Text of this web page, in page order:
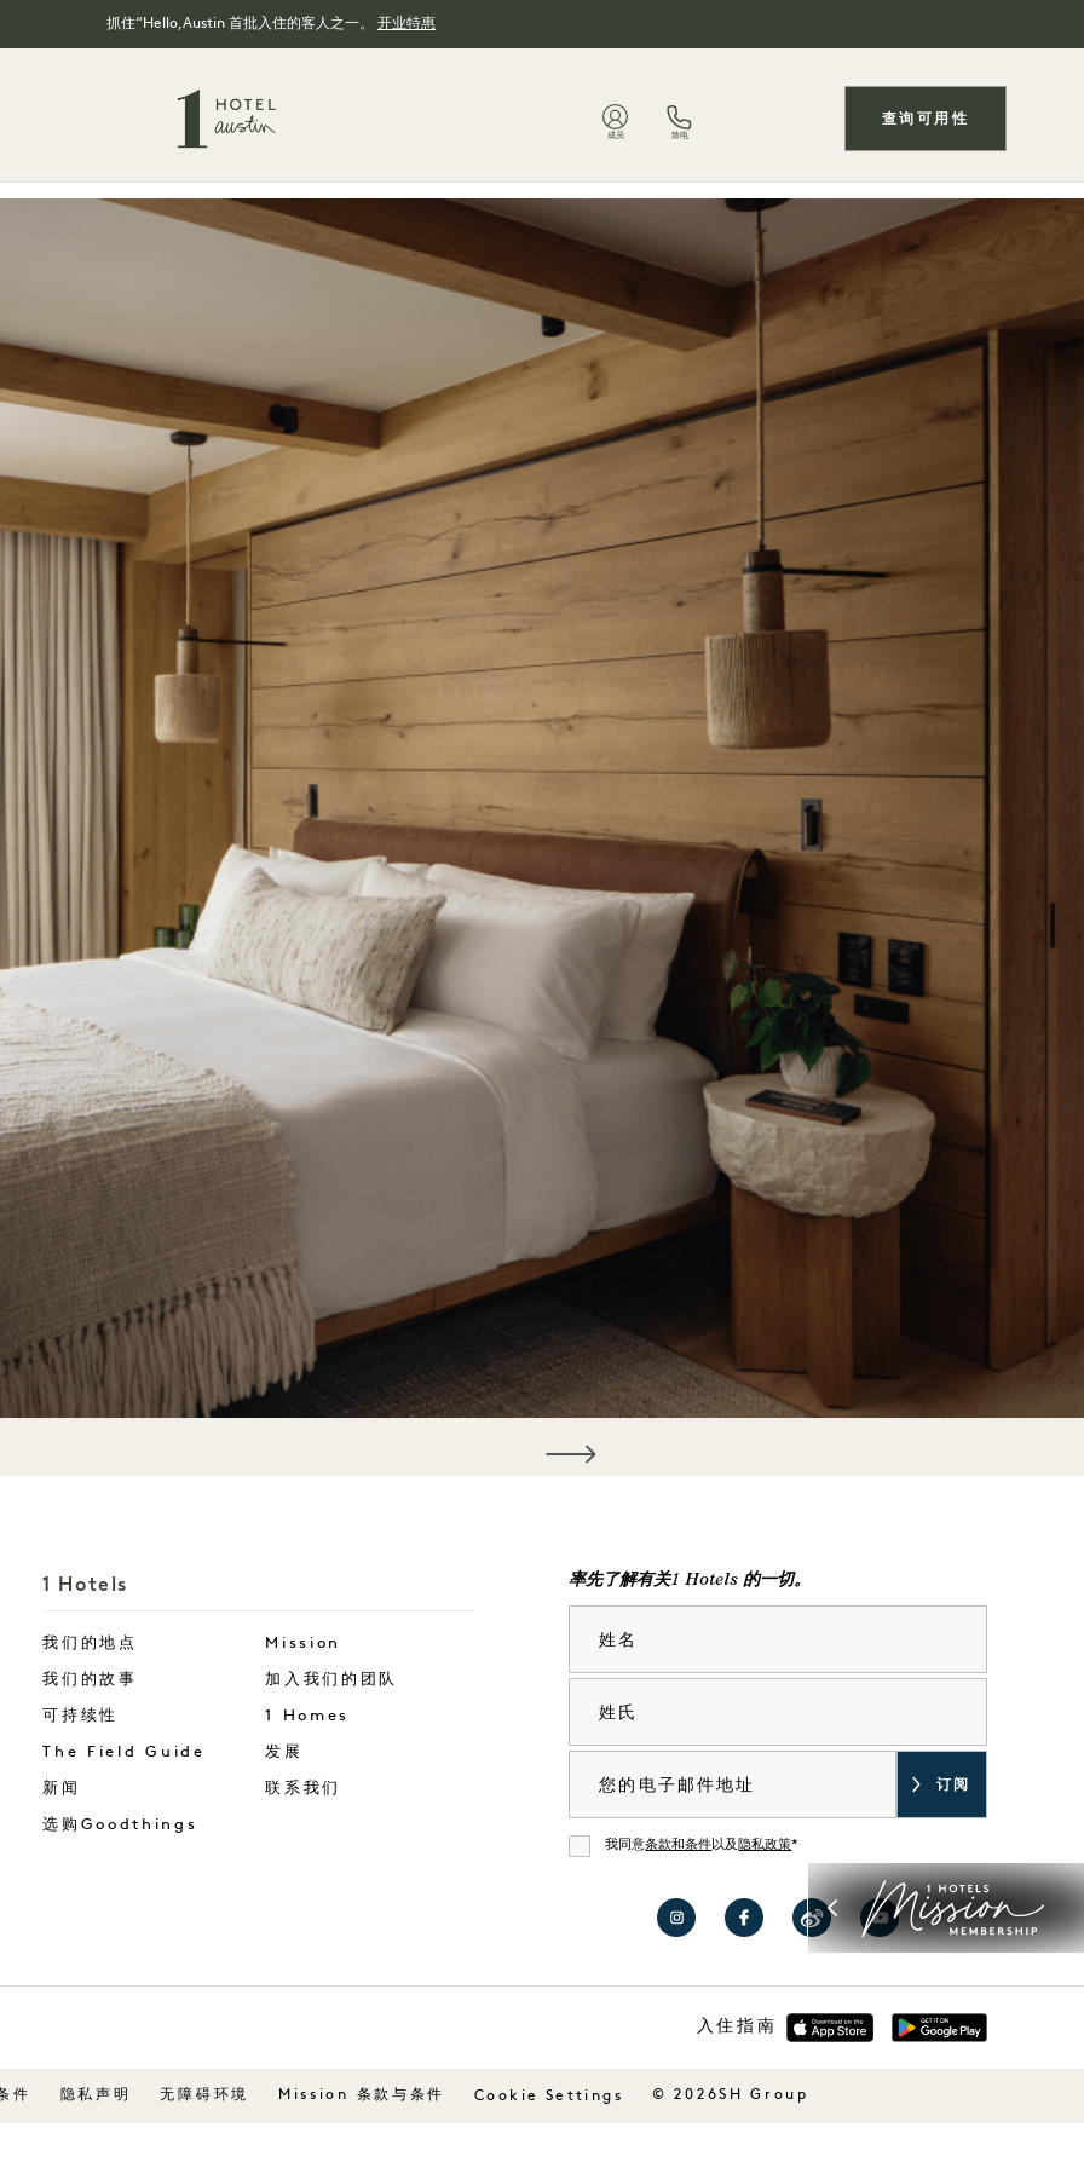
抓住“Hello,Austin 首批入住的客人之一。 开业特惠
成员 致电
查询可用性
1 Hotels
我们的地点
我们的故事
可持续性
The Field Guide
新闻
选购Goodthings
Mission
加入我们的团队
1 Homes
发展
联系我们
率先了解有关1 Hotels 的一切。
同意
我同意条款和条件以及 隐私政策*
InstagramFacebook
上访
访问
微博
上的1
Hotels
在
YouTube
上访
问1
入住指南
件 隐私声明 无障碍环境 Mission 条款与条件 Cookie Settings © 2026SH Group